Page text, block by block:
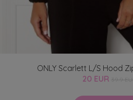
ONLY Scarlett L/S Hood
20 EUR